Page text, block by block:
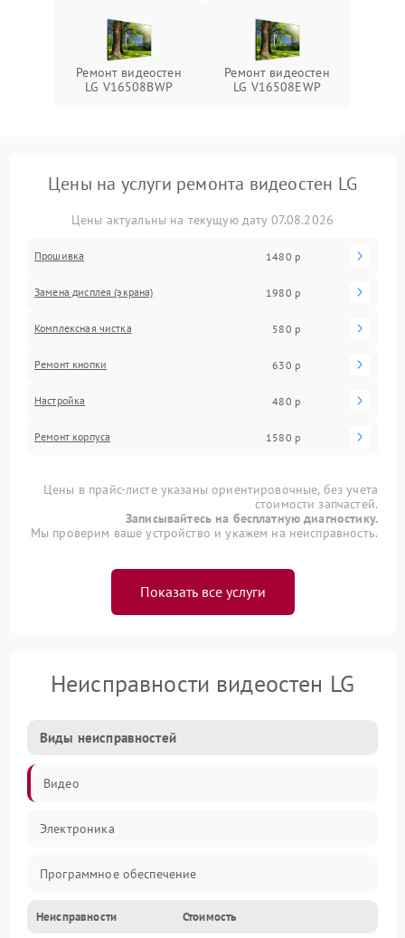
Ремонт видеостен
LG V16508BWP
Ремонт видеостен
LG V16508EWP
Цены на услуги ремонта видеостен LG
Цены актуальны на текущую дату 07.08.2026
Прошивка 1480 р
Замена дисплея (экрана) 1980 р
Комплексная чистка 580 р
Ремонт кнопки 630 р
Настройка 480 р
Ремонт корпуса 1580 р
Цены в прайс-листе указаны ориентировочные, без учета
стоимости запчастей.
Записывайтесь на бесплатную диагностику.
Мы проверим ваше устройство и укажем на неисправность.
Показать все услуги
Неисправности видеостен LG
Виды неисправностей
Видео
Электроника
Программное обеспечение
Калибровка
Неисправности Стоимость